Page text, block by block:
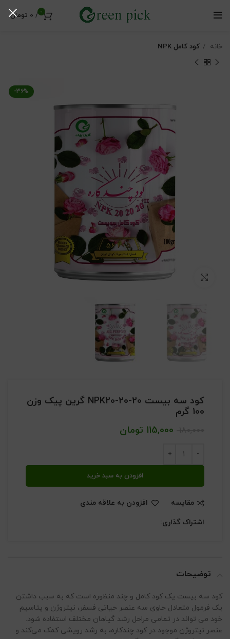
0
/
0 تومان
خانه کود کامل NPK
-36%
بزرگنمایی تصویر
کود سه بیست NPK20-20-20 گرین پیک وزن
100 گرم
115,000 تومان
افزودن به سبد خرید
مقایسه
افزودن به علاقه مندی
اشتراک گذاری:
توضیحات
کود سه بیست یک کود کامل و چند منظوره است که به سبب داشتن
یک فرمول متعادل حاوی سه عنصر حیاتی فسفر، نیتروژن و پتاسیم
خود می تواند در تمامی مراحل رشد گیاهان مختلف استفاده شود.
عنصر نیتروژن موجود در کود چندکاره، به رشد رویشی کمک می‌کند و